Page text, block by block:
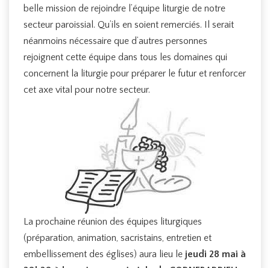
belle mission de rejoindre l’équipe liturgie de notre
secteur paroissial. Qu’ils en soient remerciés. Il serait
néanmoins nécessaire que d’autres personnes
rejoignent cette équipe dans tous les domaines qui
concernent la liturgie pour préparer le futur et renforcer
cet axe vital pour notre secteur.
La prochaine réunion des équipes liturgiques
(préparation, animation, sacristains, entretien et
embellissement des églises) aura lieu le jeudi 28 mai à